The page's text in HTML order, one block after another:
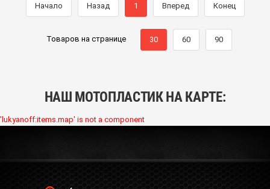
Начало Назад 1 Вперед Конец
Товаров на странице 30 60 90
НАШ МОТОПЛАСТИК НА КАРТЕ:
'lukyanoff:items.map' is not a component